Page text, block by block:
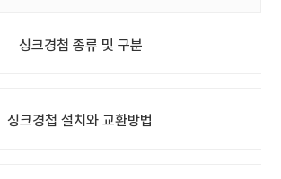
싱크경첩 종류 및 구분
싱크경첩 설치와 교환방법